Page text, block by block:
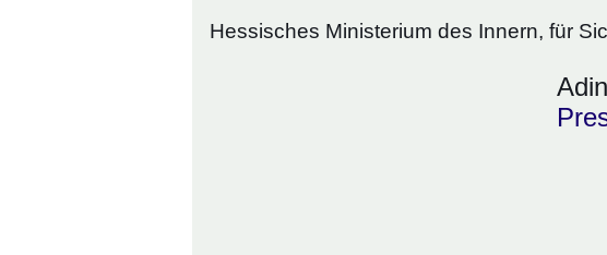
Hessisches Ministerium des Innern, für